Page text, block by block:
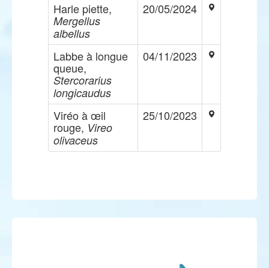
Harle piette,
Mergellus
albellus
20/05/2024
Labbe à longue
queue,
Stercorarius
longicaudus
04/11/2023
Viréo à œil
rouge, Vireo
olivaceus
25/10/2023